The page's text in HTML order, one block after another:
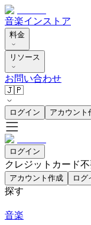
音楽インストア
料金
リソース
お問い合わせ
🇯🇵
ログイン アカウント
ログイン
クレジットカード
アカウント作成 ログ
探す
音楽